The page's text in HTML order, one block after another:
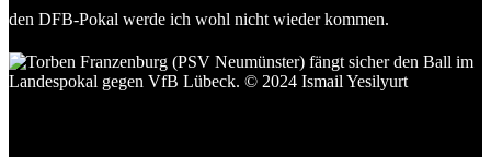
den DFB-Pokal werde ich wohl nicht wieder kommen.